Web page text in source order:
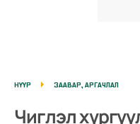
НҮҮР ЗААВАР, АРГАЧЛАЛ
Чиглэл